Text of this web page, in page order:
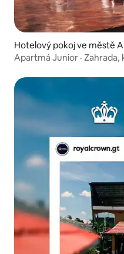
Hotelový pokoj ve městě
Apartmá Junior · Zahrada,